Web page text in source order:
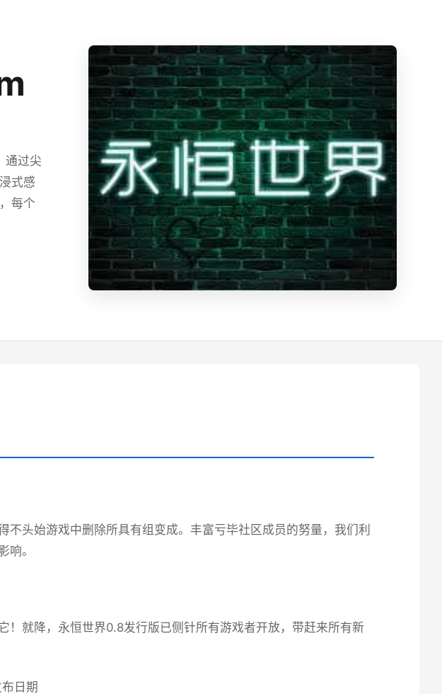
通过尖
式感
每个
不头始游戏中删除所具有组变成。丰富亏毕社区成员的努量，我们利
响。
！就降，永恒世界0.8发行版已侧针所有游戏者开放，带赶来所有新
日期